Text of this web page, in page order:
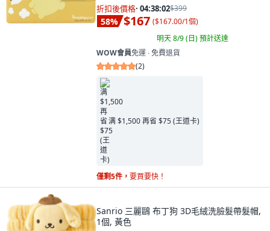
折扣後價格· 04:38:00$399
58% $167 ($167.00/1個)
明天 8/9 (日)預計送達
WOW會員免運 ∙ 免費退貨
(2)
满 $1,500 再省 $75 (王道卡)
僅剩5件， 要買要快！
Sanrio 三麗鷗 布丁狗 3D毛絨洗臉髮帶髮帽,
1個, 黃色